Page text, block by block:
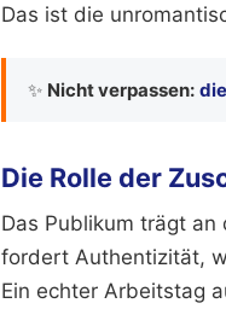
Das ist die
✨ Nicht verpassen:
Die Rolle der
Das Publikum trägt
fordert Authentizität,
Ein echter Arbeitstag